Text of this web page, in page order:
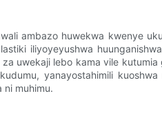
ambazo huwekwa kwenye
iliyoyeyushwa
uwekaji lebo kama vile kutumia
yanayostahimili
ni muhimu.